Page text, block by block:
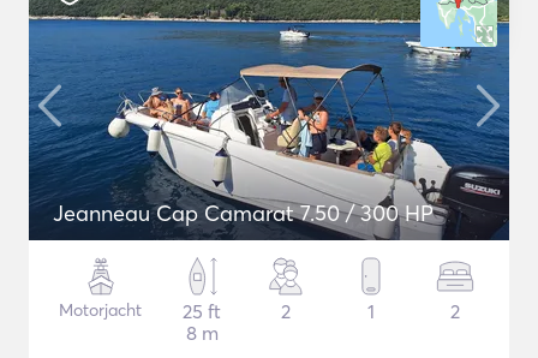
Jeanneau Cap Camarat 7.50 / 300 HP
Motorjacht
25 ft
8 m
2 1 2